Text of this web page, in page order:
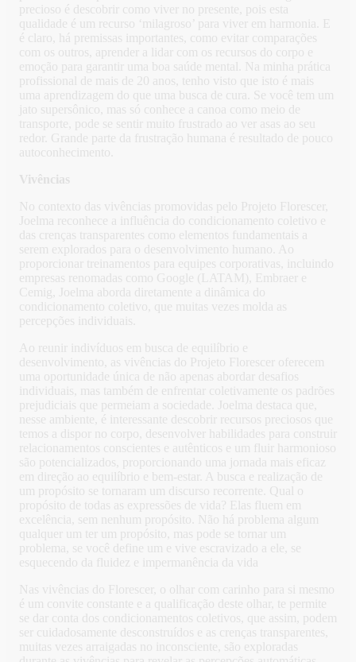
precioso é descobrir como viver no presente, pois esta
qualidade é um recurso ‘milagroso’ para viver em harmonia. E
é claro, há premissas importantes, como evitar comparações
com os outros, aprender a lidar com os recursos do corpo e
emoção para garantir uma boa saúde mental. Na minha prática
profissional de mais de 20 anos, tenho visto que isto é mais
uma aprendizagem do que uma busca de cura. Se você tem um
jato supersônico, mas só conhece a canoa como meio de
transporte, pode se sentir muito frustrado ao ver asas ao seu
redor. Grande parte da frustração humana é resultado de pouco
autoconhecimento.
Vivências
No contexto das vivências promovidas pelo Projeto Florescer,
Joelma reconhece a influência do condicionamento coletivo e
das crenças transparentes como elementos fundamentais a
serem explorados para o desenvolvimento humano. Ao
proporcionar treinamentos para equipes corporativas, incluindo
empresas renomadas como Google (LATAM), Embraer e
Cemig, Joelma aborda diretamente a dinâmica do
condicionamento coletivo, que muitas vezes molda as
percepções individuais.
Ao reunir indivíduos em busca de equilíbrio e
desenvolvimento, as vivências do Projeto Florescer oferecem
uma oportunidade única de não apenas abordar desafios
individuais, mas também de enfrentar coletivamente os padrões
prejudiciais que permeiam a sociedade. Joelma destaca que,
nesse ambiente, é interessante descobrir recursos preciosos que
temos a dispor no corpo, desenvolver habilidades para construir
relacionamentos conscientes e autênticos e um fluir harmonioso
são potencializados, proporcionando uma jornada mais eficaz
em direção ao equilíbrio e bem-estar. A busca e realização de
um propósito se tornaram um discurso recorrente. Qual o
propósito de todas as expressões de vida? Elas fluem em
excelência, sem nenhum propósito. Não há problema algum
qualquer um ter um propósito, mas pode se tornar um
problema, se você define um e vive escravizado a ele, se
esquecendo da fluidez e impermanência da vida
Nas vivências do Florescer, o olhar com carinho para si mesmo
é um convite constante e a qualificação deste olhar, te permite
se dar conta dos condicionamentos coletivos, que assim, podem
ser cuidadosamente desconstruídos e as crenças transparentes,
muitas vezes arraigadas no inconsciente, são exploradas